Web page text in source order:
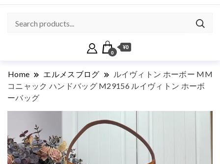
0
¥0
Home エルメスブログ
ルイヴィトン ホーボー MM
コニャック ハンドバッグ M29156 ルイヴィトン ホーボ
ーバッグ